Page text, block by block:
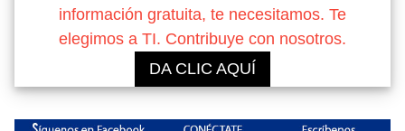
información gratuita, te necesitamos. Te
elegimos a TI. Contribuye con nosotros.
DA CLIC AQUÍ